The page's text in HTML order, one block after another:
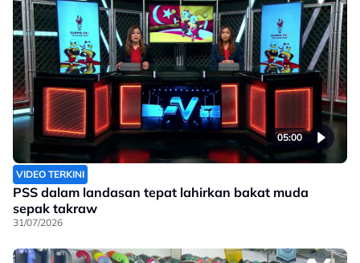
05:00
VIDEO TERKINI
PSS dalam landasan tepat lahirkan bakat muda
sepak takraw
31/07/2026